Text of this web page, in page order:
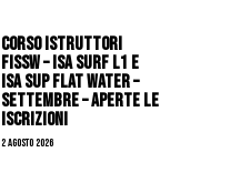
CORSO ISTRUTTORI
FISSW – ISA SURF L1 e
ISA SUP Flat Water –
SETTEMBRE – APERTE LE
ISCRIZIONI
2 Agosto 2026